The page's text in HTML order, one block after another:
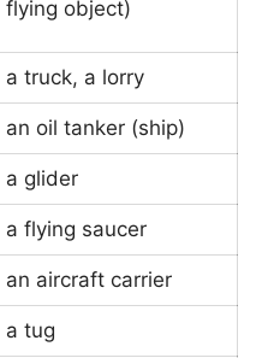
flying object)
a truck, a lorry
an oil tanker (ship)
a glider
a flying saucer
an aircraft carrier
a tug